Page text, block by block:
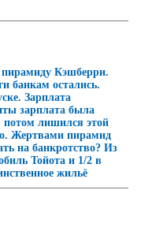
Кэшберри.
банкам остались.
Зарплата
зарплата была
потом лишился этой
Жертвами пирамид
на банкротство? Из
Тойота и 1/2 в
жильё